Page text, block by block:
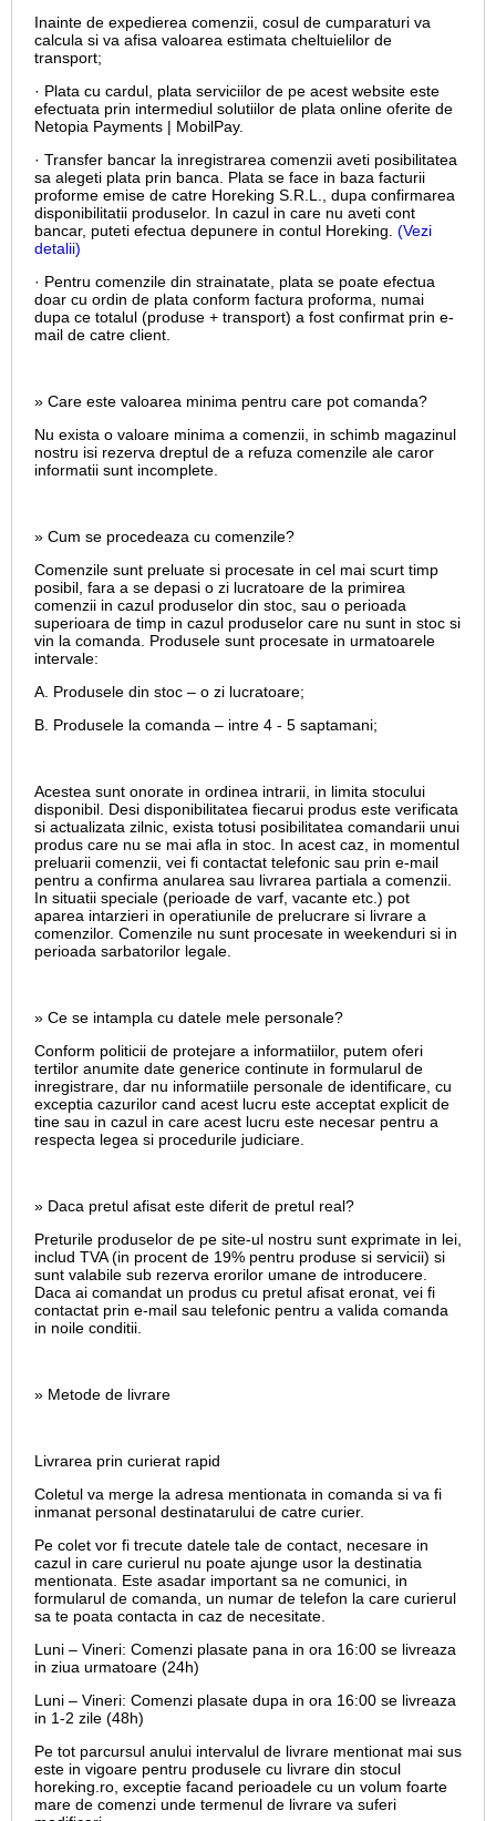
Inainte de expedierea comenzii, cosul de cumparaturi va
calcula si va afisa valoarea estimata cheltuielilor de
transport;
· Plata cu cardul, plata serviciilor de pe acest website este
efectuata prin intermediul solutiilor de plata online oferite de
Netopia Payments | MobilPay.
· Transfer bancar la inregistrarea comenzii aveti posibilitatea
sa alegeti plata prin banca. Plata se face in baza facturii
proforme emise de catre Horeking S.R.L., dupa confirmarea
disponibilitatii produselor. In cazul in care nu aveti cont
bancar, puteti efectua depunere in contul Horeking. (Vezi
detalii)
· Pentru comenzile din strainatate, plata se poate efectua
doar cu ordin de plata conform factura proforma, numai
dupa ce totalul (produse + transport) a fost confirmat prin e-
mail de catre client.
» Care este valoarea minima pentru care pot comanda?
Nu exista o valoare minima a comenzii, in schimb magazinul
nostru isi rezerva dreptul de a refuza comenzile ale caror
informatii sunt incomplete.
» Cum se procedeaza cu comenzile?
Comenzile sunt preluate si procesate in cel mai scurt timp
posibil, fara a se depasi o zi lucratoare de la primirea
comenzii in cazul produselor din stoc, sau o perioada
superioara de timp in cazul produselor care nu sunt in stoc si
vin la comanda. Produsele sunt procesate in urmatoarele
intervale:
A. Produsele din stoc – o zi lucratoare;
B. Produsele la comanda – intre 4 - 5 saptamani;
Acestea sunt onorate in ordinea intrarii, in limita stocului
disponibil. Desi disponibilitatea fiecarui produs este verificata
si actualizata zilnic, exista totusi posibilitatea comandarii unui
produs care nu se mai afla in stoc. In acest caz, in momentul
preluarii comenzii, vei fi contactat telefonic sau prin e-mail
pentru a confirma anularea sau livrarea partiala a comenzii.
In situatii speciale (perioade de varf, vacante etc.) pot
aparea intarzieri in operatiunile de prelucrare si livrare a
comenzilor. Comenzile nu sunt procesate in weekenduri si in
perioada sarbatorilor legale.
» Ce se intampla cu datele mele personale?
Conform politicii de protejare a informatiilor, putem oferi
tertilor anumite date generice continute in formularul de
inregistrare, dar nu informatiile personale de identificare, cu
exceptia cazurilor cand acest lucru este acceptat explicit de
tine sau in cazul in care acest lucru este necesar pentru a
respecta legea si procedurile judiciare.
» Daca pretul afisat este diferit de pretul real?
Preturile produselor de pe site-ul nostru sunt exprimate in lei,
includ TVA (in procent de 19% pentru produse si servicii) si
sunt valabile sub rezerva erorilor umane de introducere.
Daca ai comandat un produs cu pretul afisat eronat, vei fi
contactat prin e-mail sau telefonic pentru a valida comanda
in noile conditii.
» Metode de livrare
Livrarea prin curierat rapid
Coletul va merge la adresa mentionata in comanda si va fi
inmanat personal destinatarului de catre curier.
Pe colet vor fi trecute datele tale de contact, necesare in
cazul in care curierul nu poate ajunge usor la destinatia
mentionata. Este asadar important sa ne comunici, in
formularul de comanda, un numar de telefon la care curierul
sa te poata contacta in caz de necesitate.
Luni – Vineri: Comenzi plasate pana in ora 16:00 se livreaza
in ziua urmatoare (24h)
Luni – Vineri: Comenzi plasate dupa in ora 16:00 se livreaza
in 1-2 zile (48h)
Pe tot parcursul anului intervalul de livrare mentionat mai sus
este in vigoare pentru produsele cu livrare din stocul
horeking.ro, exceptie facand perioadele cu un volum foarte
mare de comenzi unde termenul de livrare va suferi